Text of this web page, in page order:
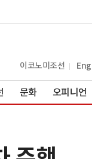
이코노미조선
문화 오피니언